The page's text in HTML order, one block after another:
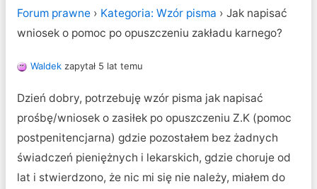
Forum prawne› Kategoria: Wzór pisma › Jak napisać
wniosek o pomoc po opuszczeniu zakładu karnego?
Waldekzapytał 5 lat temu
Dzień dobry, potrzebuję wzór pisma jak napisać
prośbę/wniosek o zasiłek po opuszczeniu Z.K (pomoc
postpenitencjarna) gdzie pozostałem bez żadnych
świadczeń pieniężnych i lekarskich, gdzie choruje od
lat i stwierdzono, że nic mi się nie należy, miałem do